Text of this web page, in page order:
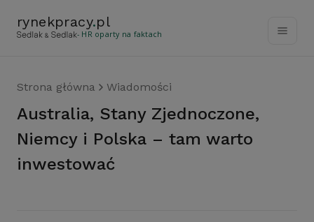
rynekpracy.pl
- HR oparty na faktach
Strona główna Wiadomości
Australia, Stany Zjednoczone,
Niemcy i Polska – tam warto
inwestować